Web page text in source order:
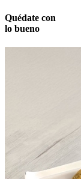
Quédate con
lo bueno